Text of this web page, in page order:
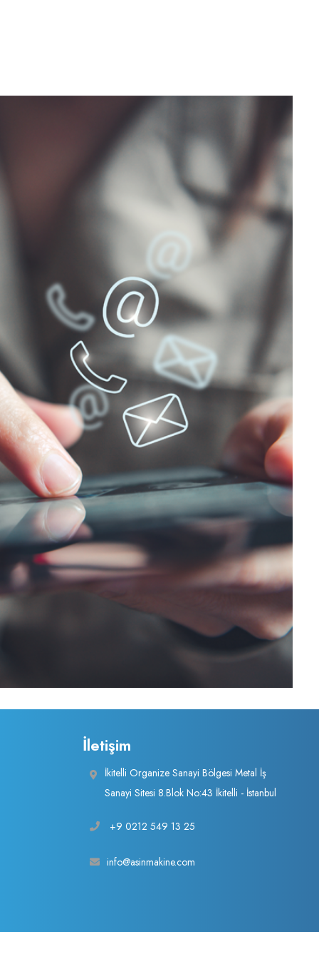
İletişim
İkitelli Organize Sanayi Bölgesi Metal İş
Sanayi Sitesi 8.Blok No:43 İkitelli - İstanbul
+9 0212 549 13 25
info@asinmakine.com